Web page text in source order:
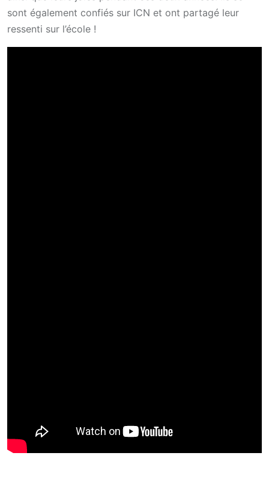
sont également confiés sur ICN et ont partagé leur
ressenti sur l’école !